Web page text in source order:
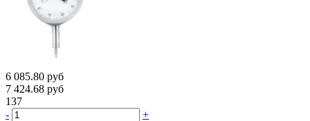
6 085.80 руб
7 424.68 руб
137
-
+